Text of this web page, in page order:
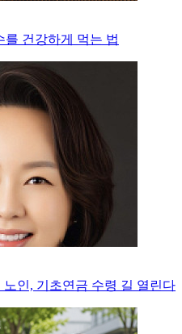
를 건강하게 먹는 법
인, 기초연금 수령 길 열린다